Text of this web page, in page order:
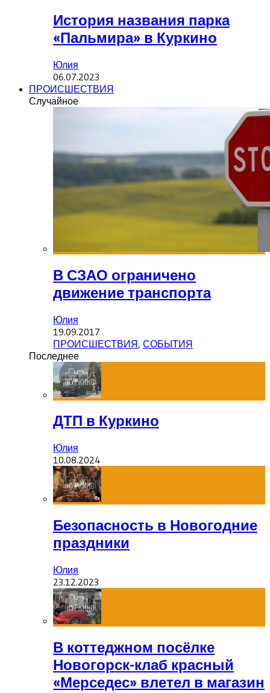
История названия парка
«Пальмира» в Куркино
Юлия
06.07.2023
ПРОИСШЕСТВИЯ
Случайное
В СЗАО ограничено
движение транспорта
Юлия
19.09.2017
ПРОИСШЕСТВИЯ, СОБЫТИЯ
Последнее
ДТП в Куркино
Юлия
10.08.2024
Безопасность в Новогодние
праздники
Юлия
23.12.2023
В коттеджном посёлке
Новогорск-клаб красный
«Мерседес» влетел в магазин